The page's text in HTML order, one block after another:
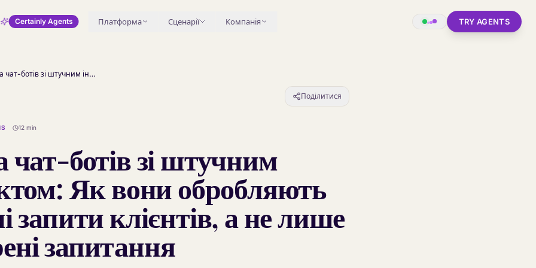
Certainly Agents Платформа Сценарії Компанія TRY AGENTS
Оцінка чат-ботів зі штучним інтелектом: Як вони обробляють складні запити клієнтів, а не лише поширені запитання
Поділитися
12 min
чат-ботів зі штучним
Як вони обробляють
запити клієнтів, а не лише
запитання